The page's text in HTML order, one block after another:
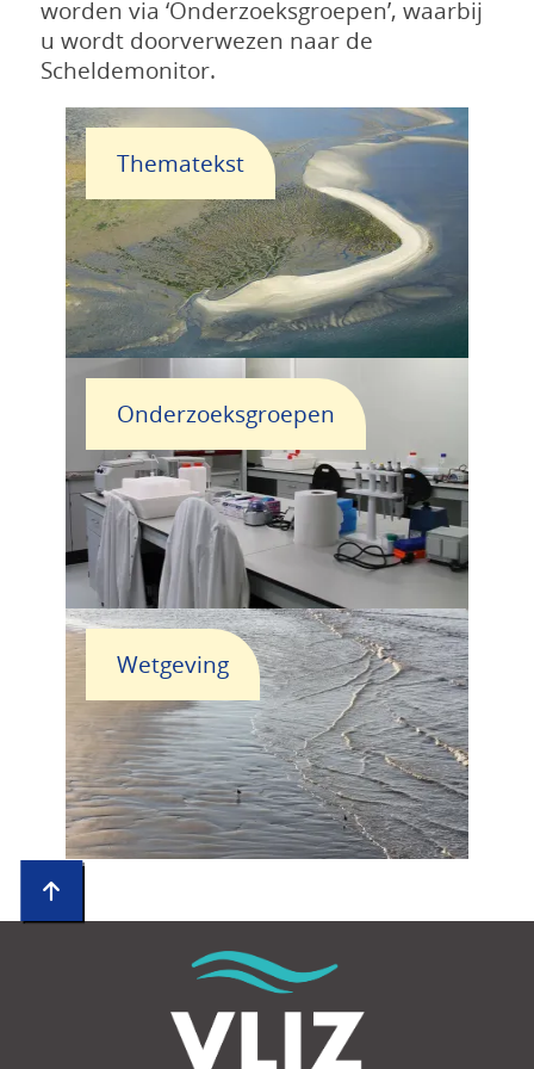
worden via ‘Onderzoeksgroepen’, waarbij
u wordt doorverwezen naar de
Scheldemonitor.
Thematekst
Onderzoeksgroepen
Wetgeving